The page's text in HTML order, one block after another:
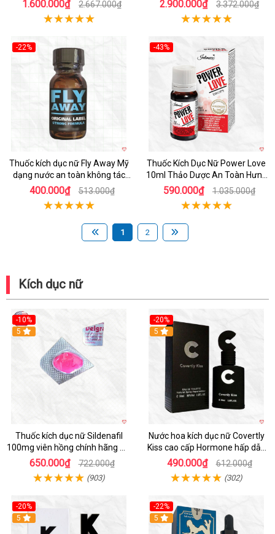
1.600.000₫ 2.667.000₫ 2.900.000₫ 3.372.000₫
-22%
Thuốc kích dục nữ Fly Away Mỹ
dạng nước an toàn không tác
dụng phụ
400.000₫ 513.000₫
-43%
Thuốc Kích Dục Nữ Power Love
10ml Thảo Dược An Toàn Hưng
Phấn
590.000₫ 1.035.000₫
1 2
Kích dục nữ
-10%
5
Thuốc kích dục nữ Sildenafil
100mg viên hồng chính hãng Mỹ
xách tay
650.000₫ 722.000₫
(903)
-20%
5
Nước hoa kích dục nữ Covertly
Kiss cao cấp Hormone hấp dẫn
quyến rũ
490.000₫ 612.000₫
(302)
-20%
5
-22%
Hot
5